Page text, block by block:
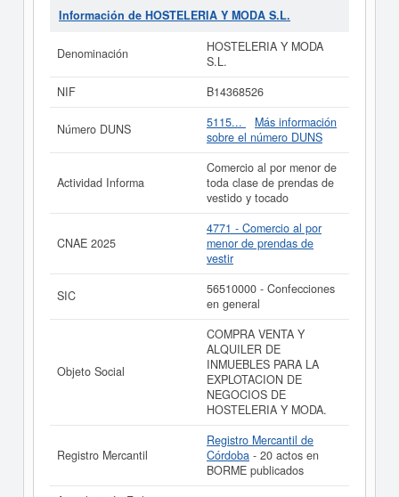
EXPLOTACION DE NEGOCIOS DE HOSTELERIA Y
en la categoría 4771 - Comercio al por menor de
prendas de vestir.
HOSTELERIA Y MODA S.L.
56510000. El número de empleados de esta empresa es
donde la última consulta se ha producido el 01/02/2017.
Aquí mismo puede informarse de qué subvenciones
puede solicitar esta empresa. El capital aproximado de
esta empresa es de 3.100 a 60.000 €. La empresa
HOSTELERIA Y MODA S.L.
está inscrita en el Registro
Mercantil de Córdoba y tiene en el BORME 20 actos.
Si está interesado en conocer más datos de la empresa
HOSTELERIA Y MODA S.L. puedeacceder
inmediatamente a este Informe ampliadode
HOSTELERIA Y MODA S.L. y consultar los resultados
de sus años de actividad, así como los balances y
cuentas de resultados disponibles.
La última actualización del informe de empresa se ha
realizado el 19/10/2023.
Información de HOSTELERIA Y MODA S.L.
Denominación
HOSTELERIA Y MODA
S.L.
NIF
B14368526
Número DUNS 5115...
Más información
sobre el número DUNS
Actividad Informa
Comercio al por menor de
toda clase de prendas de
vestido y tocado
CNAE 2025
4771 - Comercio al por
menor de prendas de
vestir
SIC
56510000 - Confecciones
en general
Objeto Social
COMPRA VENTA Y
ALQUILER DE
INMUEBLES PARA LA
EXPLOTACION DE
NEGOCIOS DE
HOSTELERIA Y MODA.
Registro Mercantil
Registro Mercantil de
Córdoba - 20 actos en
BORME publicados